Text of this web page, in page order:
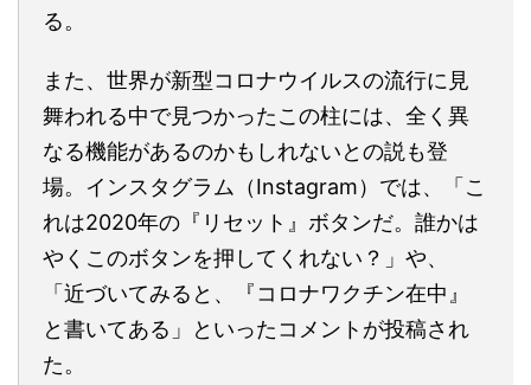
る。
また、世界が新型コロナウイルスの流行に見
舞われる中で見つかったこの柱には、全く異
なる機能があるのかもしれないとの説も登
場。インスタグラム（Instagram）では、「こ
れは2020年の『リセット』ボタンだ。誰かは
やくこのボタンを押してくれない？」や、
「近づいてみると、『コロナワクチン在中』
と書いてある」といったコメントが投稿され
た。